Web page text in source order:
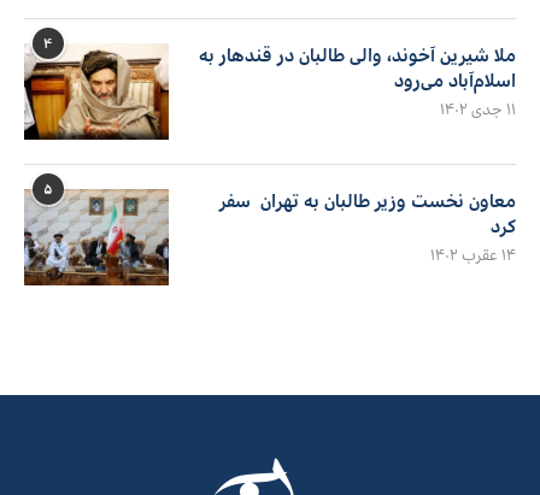
۴
ملا شیرین آخوند، والی طالبان در قندهار به
اسلام‌آباد می‌رود
۱۱ جدی ۱۴۰۲
۵
معاون نخست وزیر طالبان به تهران سفر
کرد
۱۴ عقرب ۱۴۰۲